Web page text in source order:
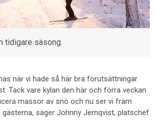
tidigare säsong.
när vi hade så här bra förutsättningar
Tack vare kylan den här och förra veckan
massor av snö och nu ser vi fram
säger Johnny Jernqvist, platschef